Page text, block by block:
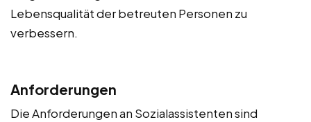
Lebensqualität der betreuten Personen zu
verbessern.
Anforderungen
Die Anforderungen an Sozialassistenten sind